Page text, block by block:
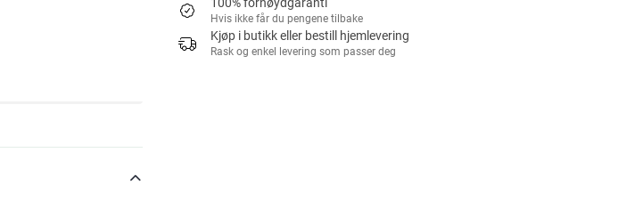
Hvis ikke får du pengene tilbake
Kjøp i butikk eller bestill hjemlevering
Rask og enkel levering som passer deg